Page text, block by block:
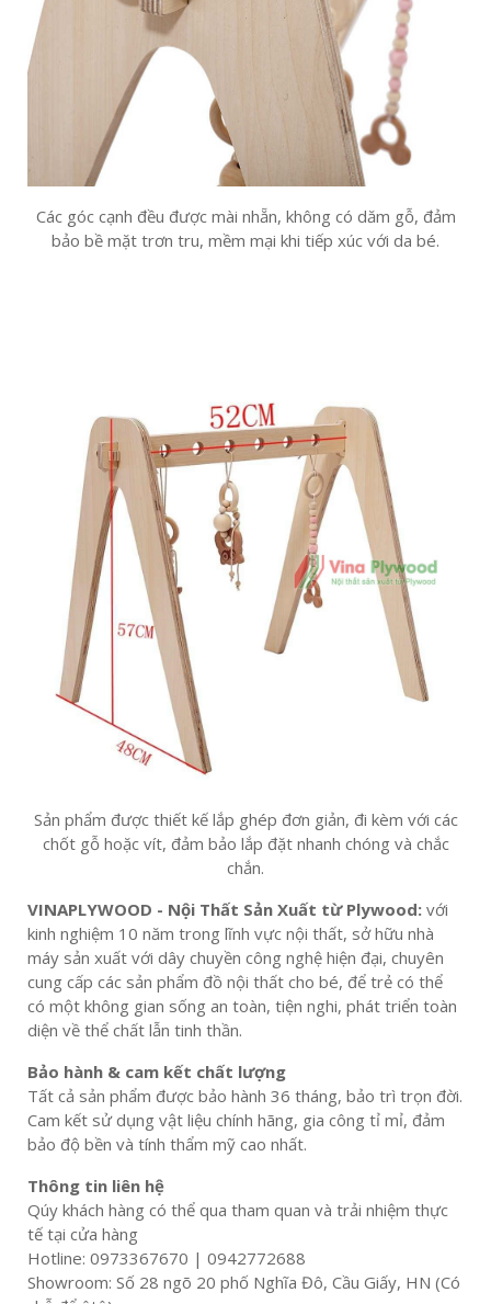
Các góc cạnh đều được mài nhẵn, không có dăm gỗ, đảm
bảo bề mặt trơn tru, mềm mại khi tiếp xúc với da bé.
Sản phẩm được thiết kế lắp ghép đơn giản, đi kèm với các
chốt gỗ hoặc vít, đảm bảo lắp đặt nhanh chóng và chắc
chắn.
VINAPLYWOOD - Nội Thất Sản Xuất từ Plywood: với
kinh nghiệm 10 năm trong lĩnh vực nội thất, sở hữu nhà
máy sản xuất với dây chuyền công nghệ hiện đại, chuyên
cung cấp các sản phẩm đồ nội thất cho bé, để trẻ có thể
có một không gian sống an toàn, tiện nghi, phát triển toàn
diện về thể chất lẫn tinh thần.
Bảo hành & cam kết chất lượng
Tất cả sản phẩm được bảo hành 36 tháng, bảo trì trọn đời.
Cam kết sử dụng vật liệu chính hãng, gia công tỉ mỉ, đảm
bảo độ bền và tính thẩm mỹ cao nhất.
Thông tin liên hệ
Qúy khách hàng có thể qua tham quan và trải nhiệm thực
tế tại cửa hàng
Hotline: 0973367670 | 0942772688
Showroom: Số 28 ngõ 20 phố Nghĩa Đô, Cầu Giấy, HN (Có